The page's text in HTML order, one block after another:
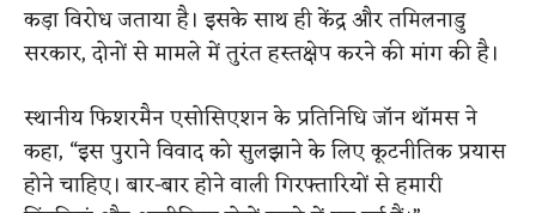
कड़ा विरोध जताया है। इसके साथ ही केंद्र और तमिलनाडु
सरकार, दोनों से मामले में तुरंत हस्तक्षेप करने की मांग की है।
स्थानीय फिशरमैन एसोसिएशन के प्रतिनिधि जॉन थॉमस ने
कहा, “इस पुराने विवाद को सुलझाने के लिए कूटनीतिक प्रयास
होने चाहिए। बार-बार होने वाली गिरफ्तारियों से हमारी